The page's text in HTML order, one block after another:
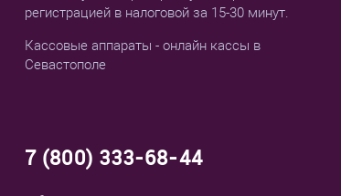
регистрацией в налоговой за 15-30 минут.
Кассовые аппараты - онлайн кассы в
Севастополе
7 (800) 333-68-44